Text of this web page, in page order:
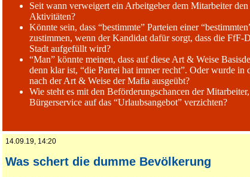
Seit wann verweigert ein Arbeitgeber dem Mitarbeiter
Aktivitäten?
Könnte sein, dass “bestimmte” Parteien einer
zustimmen, wenn der Kandidat dafür sorgt, dass die FfF-
Stadt aufgefüllt wird?
“Man” könnte meinen, dass auf diese Art & Weise
denn klar ist, “die Partei hat immer recht”. Oder wurde
nach der Art & Weise der Mafia ausgeübt?
Wie steht es mit den Beförderungschancen der
Bürgerservice auf das “Urlaubsangebot” verzichten?
14.09.19, 14:20
Was schert die dumme Bevölkerung